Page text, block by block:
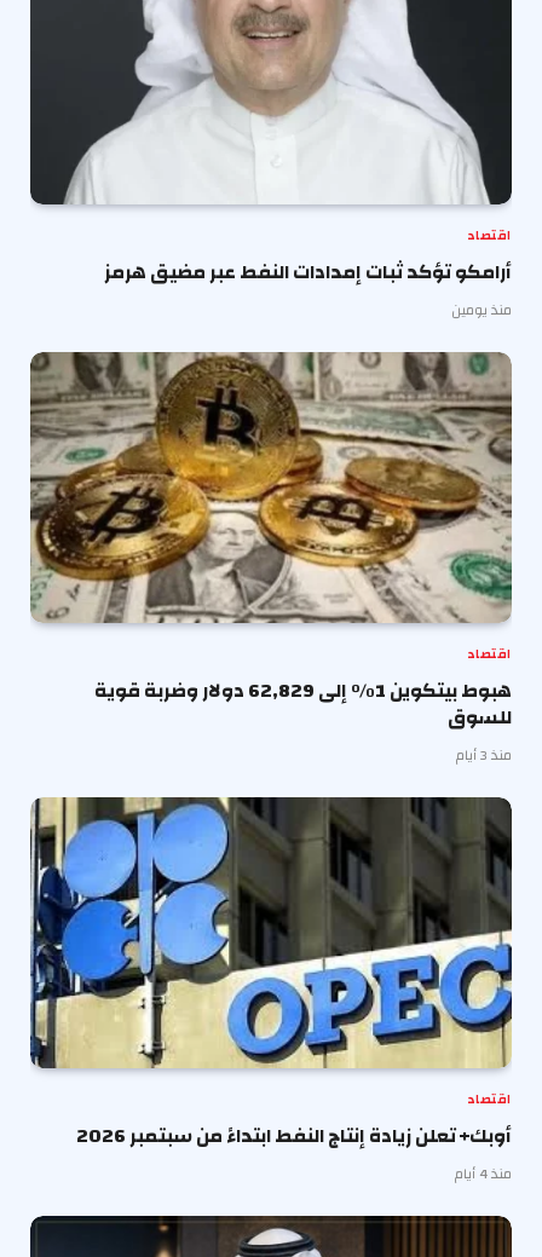
اقتصاد
أرامكو تؤكد ثبات إمدادات النفط عبر مضيق هرمز
منذ يومين
اقتصاد
هبوط بيتكوين 1% إلى 62,829 دولار وضربة قوية
للسوق
منذ 3 أيام
اقتصاد
أوبك+ تعلن زيادة إنتاج النفط ابتداءً من سبتمبر 2026
منذ 4 أيام